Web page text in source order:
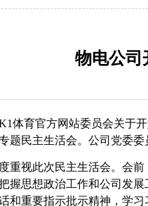
物电公司
体育官方网站委员会关于
题民主生活会。公司党委
重视此次民主生活会。会
握思想政治工作和公司发
和重要指示批示精神，学